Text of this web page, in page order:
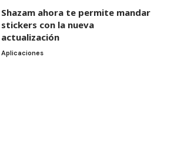
Shazam ahora te permite mandar
stickers con la nueva
actualización
Aplicaciones